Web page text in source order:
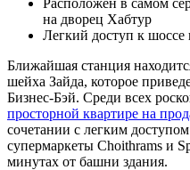
на дворец Хабтур
Легкий доступ к
Ближайшая станция
шейха Зайда, которое
Бизнес-Бэй. Среди всех
просторной квартире на
сочетании с легким
супермаркеты Choithrams и
минутах от башни здания.